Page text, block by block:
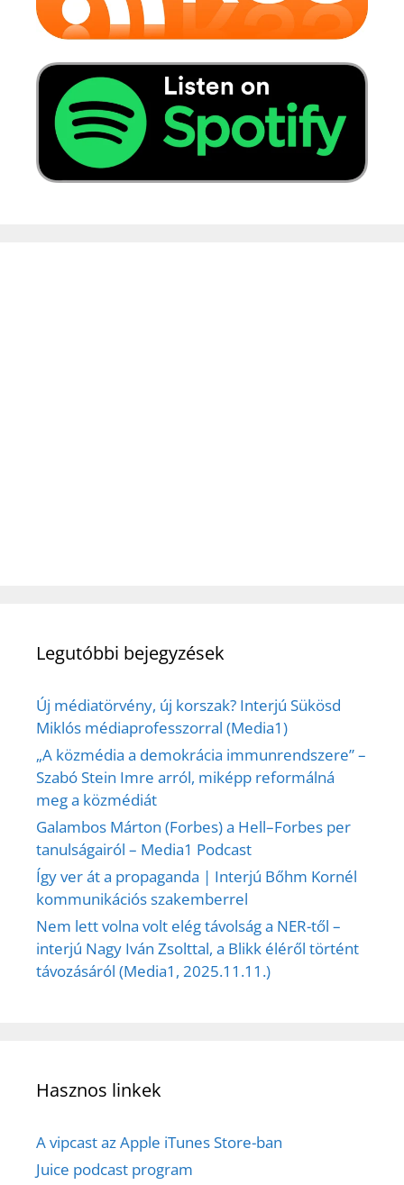
Legutóbbi bejegyzések
Új médiatörvény, új korszak? Interjú Sükösd
Miklós médiaprofesszorral (Media1)
„A közmédia a demokrácia immunrendszere” –
Szabó Stein Imre arról, miképp reformálná
meg a közmédiát
Galambos Márton (Forbes) a Hell–Forbes per
tanulságairól – Media1 Podcast
Így ver át a propaganda | Interjú Bőhm Kornél
kommunikációs szakemberrel
Nem lett volna volt elég távolság a NER-től –
interjú Nagy Iván Zsolttal, a Blikk éléről történt
távozásáról (Media1, 2025.11.11.)
Hasznos linkek
A vipcast az Apple iTunes Store-ban
Juice podcast program